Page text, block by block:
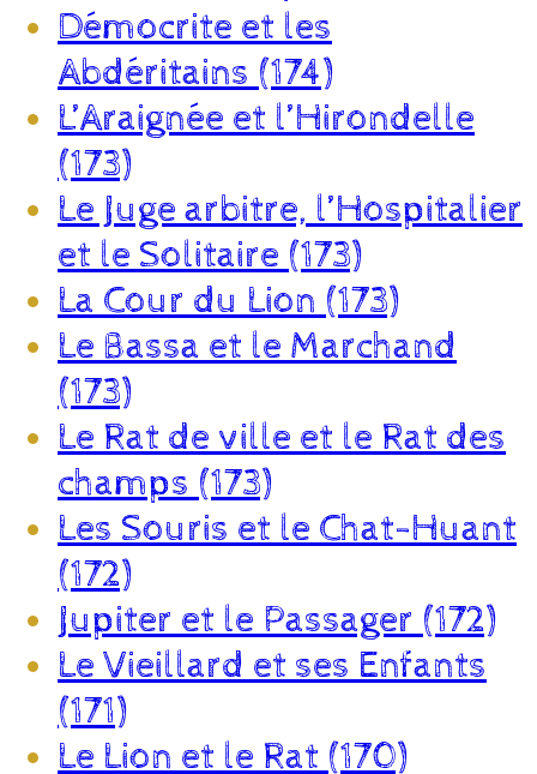
Démocrite et les
Abdéritains (174)
L’Araignée et l’Hirondelle
(173)
Le Juge arbitre, l’Hospitalier
et le Solitaire (173)
La Cour du Lion (173)
Le Bassa et le Marchand
(173)
Le Rat de ville et le Rat des
champs (173)
Les Souris et le Chat-Huant
(172)
Jupiter et le Passager (172)
Le Vieillard et ses Enfants
(171)
Le Lion et le Rat (170)